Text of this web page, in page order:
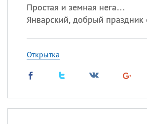
Простая и земная нега…
Январский, добрый праздник
Открытка